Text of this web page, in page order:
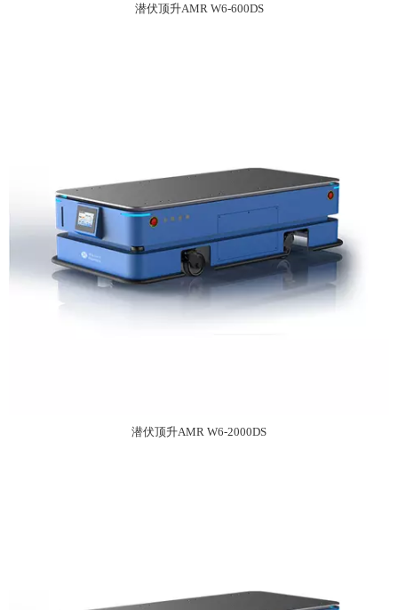
潜伏顶升AMR W6-600DS
潜伏顶升AMR W6-2000DS